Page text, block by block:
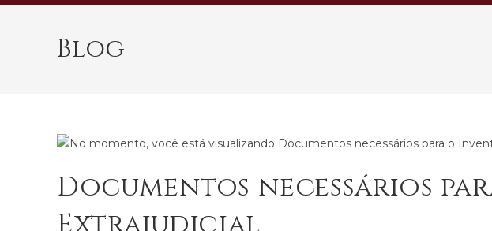
Blog
Documentos necessários